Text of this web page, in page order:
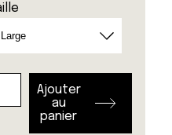
Ajouter
au
panier